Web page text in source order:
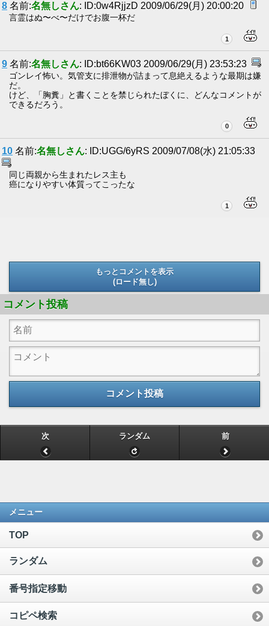
8 名前:名無しさん: ID:0w4RjjzD 2009/06/29(月) 20:00:20
言霊はぬ〜べ〜だけでお腹一杯だ
1
9 名前:名無しさん: ID:bt66KW03 2009/06/29(月) 23:53:23
ゴンレイ怖い。気管支に排泄物が詰まって息絶えるような最期は嫌
だ。
けど、「胸糞」と書くことを禁じられたぼくに、どんなコメントが
できるだろう。
0
10 名前:名無しさん: ID:UGG/6yRS 2009/07/08(水) 21:05:33
同じ両親から生まれたレス主も
癌になりやすい体質ってこったな
1
もっとコメントを表示
(ロード無し)
コメント投稿
コメント投稿
次 ランダム 前
メニュー
TOP
ランダム
番号指定移動
コピペ検索